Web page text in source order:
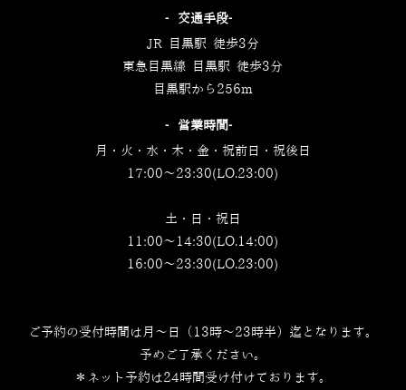
‐交通手段‐
JR 目黒駅 徒歩3分
東急目黒線 目黒駅 徒歩3分
目黒駅から256m
‐営業時間‐
月・火・水・木・金・祝前日・祝後日
17:00～23:30(LO.23:00)
土・日・祝日
11:00～14:30(LO.14:00)
16:00～23:30(LO.23:00)
ご予約の受付時間は月～日（13時～23時半）迄となります。
予めご了承ください。
＊ネット予約は24時間受け付けております。